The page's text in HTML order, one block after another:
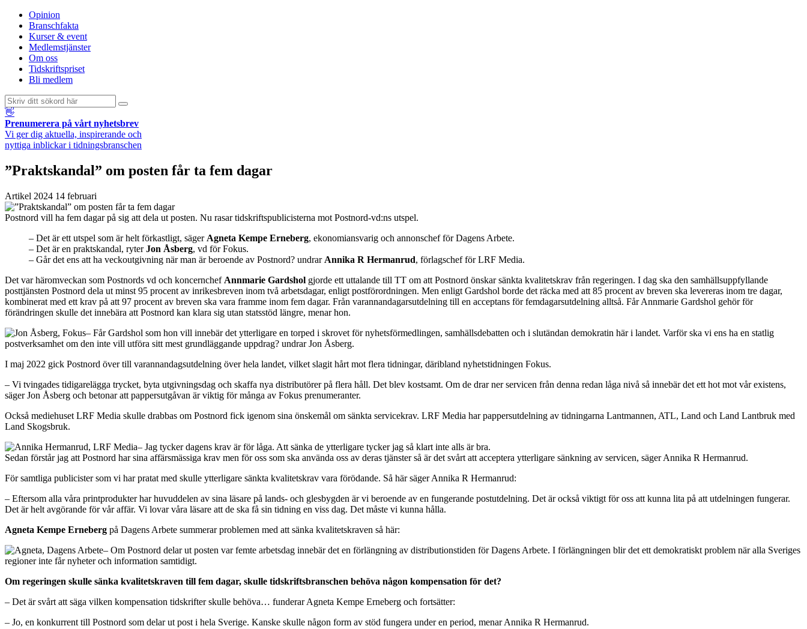
Opinion
Branschfakta
Kurser & event
Medlemstjänster
Om oss
Tidskriftspriset
Bli medlem
👋
Prenumerera på vårt nyhetsbrev
Vi ger dig aktuella, inspirerande och
nyttiga inblickar i tidningsbranschen
”Praktskandal” om posten får ta fem dagar
Artikel 2024 14 februari
Postnord vill ha fem dagar på sig att dela ut posten. Nu rasar tidskriftspublicisterna mot Postnord-vd:ns utspel.
– Det är ett utspel som är helt förkastligt, säger Agneta Kempe Erneberg, ekonomiansvarig och annonschef för Dagens Arbete.
– Det är en praktskandal, ryterJon Åsberg, vd för Fokus.
– Går det ens att ha veckoutgivning när man är beroende av Postnord? undrar Annika R Hermanrud, förlagschef för LRF Media.
Det var häromveckan som Postnords vd och koncernchef Annmarie Gardshol gjorde ett uttalande till TT om att Postnord önskar sänkta kvalitetskrav från regeringen. I dag ska den samhällsuppfyllande
posttjänsten Postnord dela ut minst 95 procent av inrikesbreven inom två arbetsdagar, enligt postförordningen. Men enligt Gardshol borde det räcka med att 85 procent av breven ska levereras inom tre dagar,
kombinerat med ett krav på att 97 procent av breven ska vara framme inom fem dagar. Från varannandagarsutdelning till en acceptans för femdagarsutdelning alltså. Får Annmarie Gardshol gehör för
förändringen skulle det innebära att Postnord kan klara sig utan statsstöd längre, menar hon.
– Får Gardshol som hon vill innebär det ytterligare en torped i skrovet för nyhetsförmedlingen, samhällsdebatten och i slutändan demokratin här i landet. Varför ska vi ens ha en statlig
postverksamhet om den inte vill utföra sitt mest grundläggande uppdrag? undrar Jon Åsberg.
I maj 2022 gick Postnord över till varannandagsutdelning över hela landet, vilket slagit hårt mot flera tidningar, däribland nyhetstidningen Fokus.
– Vi tvingades tidigarelägga trycket, byta utgivningsdag och skaffa nya distributörer på flera håll. Det blev kostsamt. Om de drar ner servicen från denna redan låga nivå så innebär det ett hot mot vår existens,
säger Jon Åsberg och betonar att pappersutgåvan är viktig för många av Fokus prenumeranter.
Också mediehuset LRF Media skulle drabbas om Postnord fick igenom sina önskemål om sänkta servicekrav. LRF Media har pappersutdelning av tidningarna Lantmannen, ATL, Land och Land Lantbruk med
Land Skogsbruk.
– Jag tycker dagens krav är för låga. Att sänka de ytterligare tycker jag så klart inte alls är bra.
Sedan förstår jag att Postnord har sina affärsmässiga krav men för oss som ska använda oss av deras tjänster så är det svårt att acceptera ytterligare sänkning av servicen, säger Annika R Hermanrud.
För samtliga publicister som vi har pratat med skulle ytterligare sänkta kvalitetskrav vara förödande. Så här säger Annika R Hermanrud:
– Eftersom alla våra printprodukter har huvuddelen av sina läsare på lands- och glesbygden är vi beroende av en fungerande postutdelning. Det är också viktigt för oss att kunna lita på att utdelningen fungerar.
Det är helt avgörande för vår affär. Vi lovar våra läsare att de ska få sin tidning en viss dag. Det måste vi kunna hålla.
Agneta Kempe Erneberg på Dagens Arbete summerar problemen med att sänka kvalitetskraven så här:
– Om Postnord delar ut posten var femte arbetsdag innebär det en förlängning av distributionstiden för Dagens Arbete. I förlängningen blir det ett demokratiskt problem när alla Sveriges
regioner inte får nyheter och information samtidigt.
Om regeringen skulle sänka kvalitetskraven till fem dagar, skulle tidskriftsbranschen behöva någon kompensation för det?
– Det är svårt att säga vilken kompensation tidskrifter skulle behöva… funderar Agneta Kempe Erneberg och fortsätter:
– Jo, en konkurrent till Postnord som delar ut post i hela Sverige. Kanske skulle någon form av stöd fungera under en period, menar Annika R Hermanrud.